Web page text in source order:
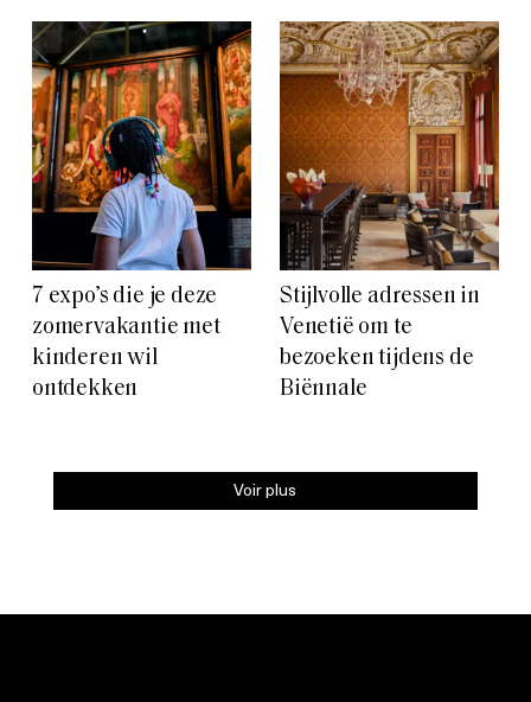
7 expo’s die je deze
zomervakantie met
kinderen wil
ontdekken
Stijlvolle adressen in
Venetië om te
bezoeken tijdens de
Biënnale
Voir plus